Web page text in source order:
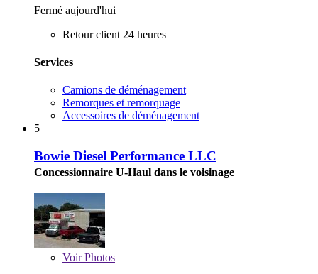
Fermé aujourd'hui
Retour client 24 heures
Services
Camions de déménagement
Remorques et remorquage
Accessoires de déménagement
5
Bowie Diesel Performance LLC
Concessionnaire U-Haul dans le voisinage
VoirPhotos